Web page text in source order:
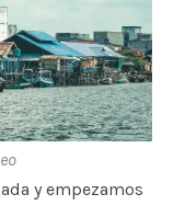
y empezamos